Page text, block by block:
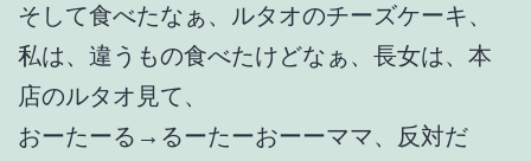
そして食べたなぁ、ルタオのチーズケーキ、
私は、違うもの食べたけどなぁ、長女は、本
店のルタオ見て、
おーたーる→るーたーおーーママ、反対だ